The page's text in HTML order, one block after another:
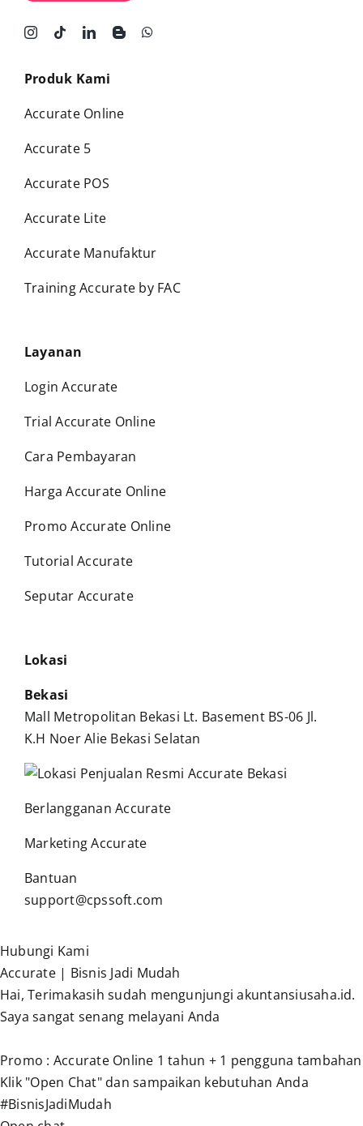
Produk Kami
Accurate Online
Accurate 5
Accurate POS
Accurate Lite
Accurate Manufaktur
Training Accurate by FAC
Layanan
Login Accurate
Trial Accurate Online
Cara Pembayaran
Harga Accurate Online
Promo Accurate Online
Tutorial Accurate
Seputar Accurate
Lokasi
Bekasi
Mall Metropolitan Bekasi Lt. Basement BS-06 Jl.
K.H Noer Alie Bekasi Selatan
Berlangganan Accurate
Marketing Accurate
Bantuan
support@cpssoft.com
Hubungi Kami
Accurate | Bisnis Jadi Mudah
Hai, Terimakasih sudah mengunjungi akuntansiusaha.id.
Saya sangat senang melayani Anda
Promo : Accurate Online 1 tahun + 1 pengguna tambahan
Klik "Open Chat" dan sampaikan kebutuhan Anda
#BisnisJadiMudah